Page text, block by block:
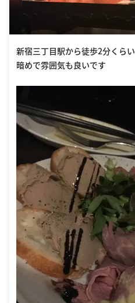
新宿三丁目駅から徒歩2分くらい
暗めで雰囲気も良いです